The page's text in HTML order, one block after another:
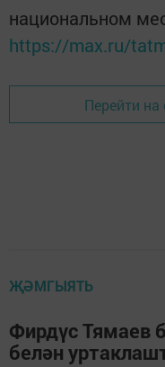
национальном
https://max.ru/
Перейти на
ҖӘМГЫЯТЬ
Фирдүс Тямаев
белән